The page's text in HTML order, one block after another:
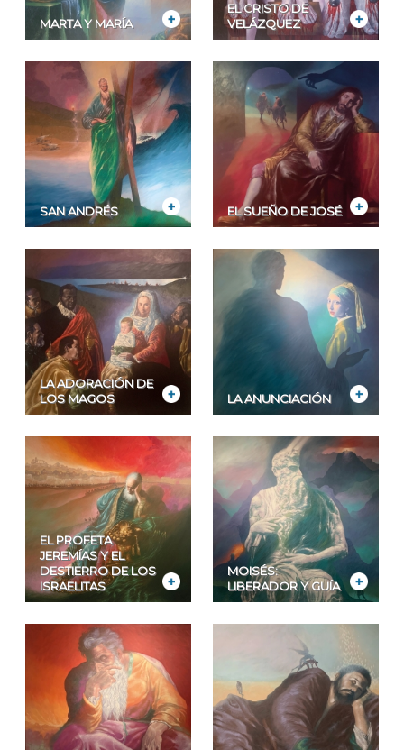
MARTA Y MARÍA
EL CRISTO DE
VELÁZQUEZ
SAN ANDRÉS EL SUEÑO DE JOSÉ
LA ADORACIÓN DE
LOS MAGOS
LA ANUNCIACIÓN
EL PROFETA
JEREMÍAS Y EL
DESTIERRO DE LOS
ISRAELITAS
MOISÉS:
LIBERADOR Y GUÍA